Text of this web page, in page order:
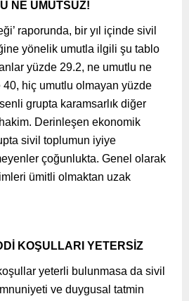
NE UMUTSUZ!
raporunda, bir yıl içinde sivil
yönelik umutla ilgili şu tablo
yüzde 29.2, ne umutlu ne
hiç umutlu olmayan yüzde
grupta karamsarlık diğer
Derinleşen ekonomik
sivil toplumun iyiye
çoğunlukta. Genel olarak
ümitli olmaktan uzak
KOŞULLARI YETERSİZ
yeterli bulunmasa da sivil
ve duygusal tatmin